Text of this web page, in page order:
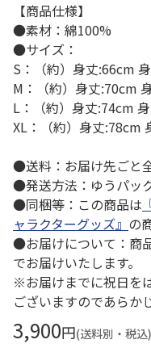
【商品仕様】
●素材：綿100%
●サイズ：
S：（約）身丈:66cm
M：（約）身丈:70cm
L：（約）身丈:74cm
XL：（約）身丈:78cm
●送料：お届け先ごと
●発送方法：ゆうパッ
●同梱等：この商品は
ャラクターグッズ』 の
●お届けについて：商
でお届けいたします。
※お届けまでに祝日を
ございますのであらか
3,900円(送料別・税込)